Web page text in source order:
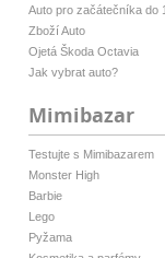
Auto pro začátečníka do
Zboží Auto
Ojetá Škoda Octavia
Jak vybrat auto?
Mimibazar
Testujte s Mimibazarem
Monster High
Barbie
Lego
Pyžama